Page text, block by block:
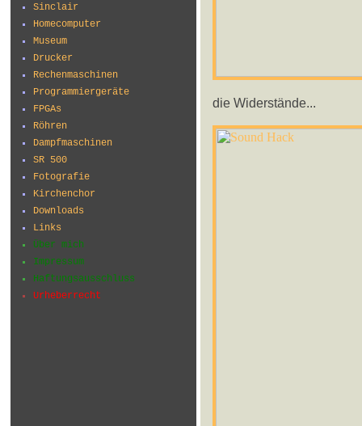
Sinclair
Homecomputer
Museum
Drucker
Rechenmaschinen
Programmiergeräte
FPGAs
Röhren
Dampfmaschinen
SR 500
Fotografie
Kirchenchor
Downloads
Links
Über mich
Impressum
Haftungsausschluss
Urheberrecht
die Widerstände...